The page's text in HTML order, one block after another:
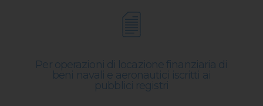
Per operazioni di locazione finanziaria di
beni navali e aeronautici iscritti ai
pubblici registri